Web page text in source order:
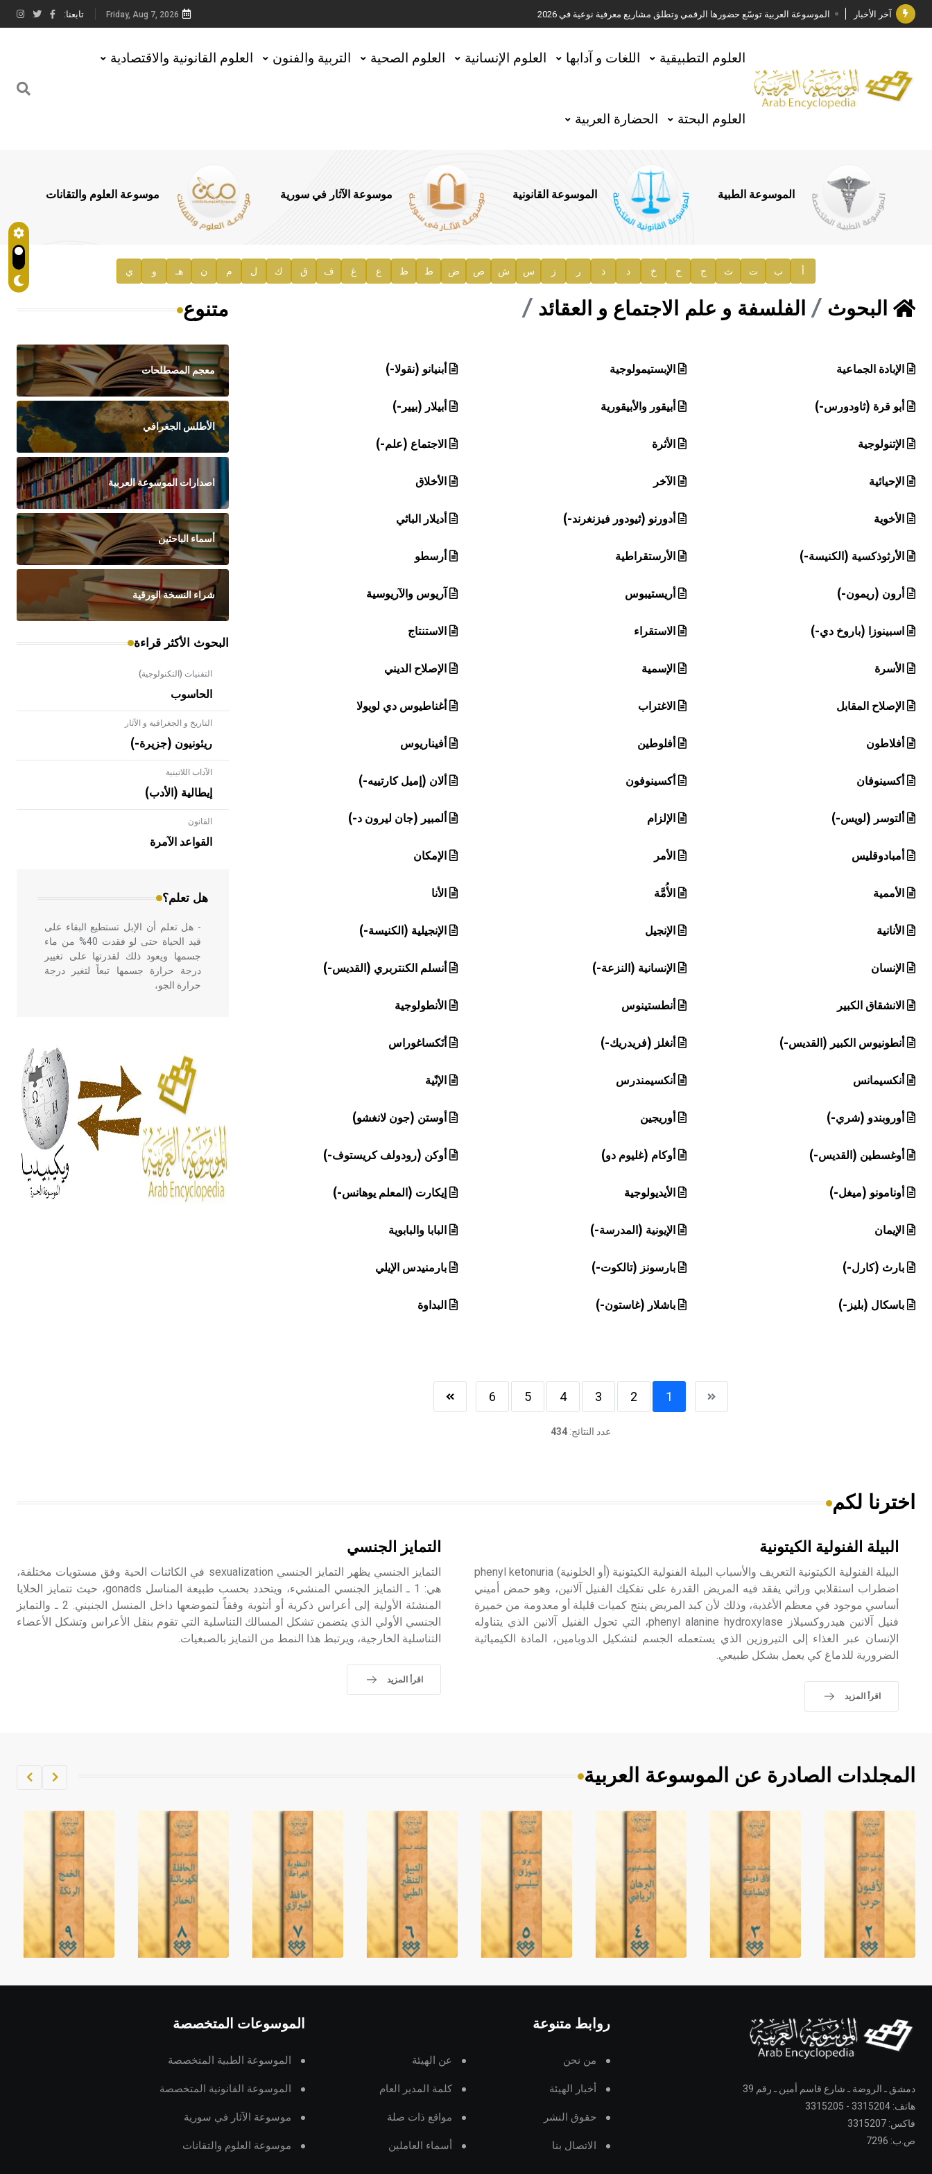
آخر الأخبار الموسوعة العربية توسّع حضورها الرقمي وتطلق مشاريع معرفية نوعية في 2026
جائزة مجمع الملك سلمان العالمي للغة العربية 2025
الأستاذ إياد خالد الطباع مدير عام لهيئة الموسوعة العربية
السيد محمد ياسين صالح وزيرا للثقافة
توصيات مجلس الإدارة
صدور المجلد السابع من موسوعة الآثار في سورية
إعلان..
هيئة الموسوعة العربية تطلق موسوعات جديدة في عام 2026
Friday, Aug 7, 2026 تابعنا:
العلوم التطبيقية اللغات و آدابها العلوم الإنسانية العلوم الصحية التربية والفنون العلوم القانونية والاقتصادية
العلوم البحتة الحضارة العربية
الموسوعة الطبية الموسوعة القانونية موسوعة الآثار في سورية موسوعة العلوم والتقانات
أ ب ت ث ج ح خ د ذ ر ز س ش ص ض ط ظ ع غ ف ق ك ل م ن هـ و ي
البحوث الفلسفة و علم الاجتماع و العقائد
الإبادة الجماعية الإبستيمولوجية أبنيانو (نقولا-)
أبو قرة (ثاودورس-) أبيقور والأبيقورية أبيلار (بيير-)
الإتنولوجية الأثرة الاجتماع (علم-)
الإحيائية الآخر الأخلاق
الأخوية أدورنو (ثيودور فيزنغرند-) أديلار الباثي
الأرثوذكسية (الكنيسة-) الأرستقراطية أرسطو
أرون (ريمون-) أريستيبوس آريوس والآريوسية
اسبينوزا (باروخ دي-) الاستقراء الاستنتاج
الأسرة الإسمية الإصلاح الديني
الإصلاح المقابل الاغتراب أغناطيوس دي لويولا
أفلاطون أفلوطين أفيناريوس
أكسينوفان أكسينوفون ألان (إميل كارتييه-)
ألتوسر (لويس-) الإلزام ألمبير (جان ليرون د-)
أمبادوقليس الأمر الإمكان
الأممية الأُمَّة الأنا
الأنانية الإنجيل الإنجيلية (الكنيسة-)
الإنسان الإنسانية (النزعة-) أنسلم الكنتربري (القديس-)
الانشقاق الكبير أنطستينوس الأنطولوجية
أنطونيوس الكبير (القديس-) أنغلز (فريدريك-) أنَكساغوراس
أنكسيمانس أنكسيمندرس الإنّية
أوروبندو (شري-) أوريجين أوستن (جون لانغشو)
أوغسطين (القديس-) أوكام (غليوم دو) أوكن (رودولف كريستوف-)
أونامونو (ميغل-) الأيديولوجية إيكارت (المعلم يوهانس-)
الإيمان الإيونية (المدرسة-) البابا والبابوية
بارث (كارل-) بارسونز (تالكوت-) بارمنيدس الإيلي
باسكال (بليز-) باشلار (غاستون-) البداوة
1
2
3
4
5
6
عدد النتائج:434
متنوع
معجم المصطلحات
الأطلس الجغرافي
اصدارات الموسوعة العربية
أسماء الباحثين
شراء النسخة الورقية
البحوث الأكثر قراءة
التقنيات (التكنولوجية)
الحاسوب
التاريخ و الجغرافية و الآثار
ريئونيون (جزيرة-)
الآداب اللاتينية
إيطالية (الأدب)
القانون
القواعد الآمرة
هل تعلم؟
- هل تعلم أن الأبلق نوع من الفنون
الهندسية التي ارتبطت بالعمارة الإسلامية
في بلاد الشام ومصر خاصة، حيث يحرص
- هل تعلم أن الإبل تستطيع البقاء على
قيد الحياة حتى لو فقدت 40% من ماء
جسمها ويعود ذلك لقدرتها على تغيير
درجة حرارة جسمها تبعاً لتغير درجة
حرارة الجو،
أربعة مؤلفات هي: الحكم، الأدلة، تنظيم
التغذية، ورسالته في جروح الرأس.
ويعود له الفضل بأنه حرر الطب من
الدين والفلسفة.
- هل تعلم أن المرجان إفراز حيواني
يتكون في البحر ويتركب من مادة
كربونات الكلسيوم، وهو أحمر أو شديد
الحمرة وهو أجود أنواعه، ويمتاز بكبر
الحجم ويسمى الش
اخترنا لكم
البيلة الفنولية الكيتونية
البيلة الفنولية الكيتونية التعريف والأسباب البيلة الفنولية الكيتونية (أو الخلونية) phenyl ketonuria
اضطراب استقلابي وراثي يفقد فيه المريض القدرة على تفكيك الفنيل آلانين، وهو حمض أميني
أساسي موجود في معظم الأغذية، وذلك لأن كبد المريض ينتج كميات قليلة أو معدومة من خميرة
فنيل آلانين هيدروكسيلاز phenyl alanine hydroxylase، التي تحول الفنيل آلانين الذي يتناوله
الإنسان عبر الغذاء إلى التيروزين الذي يستعمله الجسم لتشكيل الدوبامين، المادة الكيميائية
الضرورية للدماغ كي يعمل بشكل طبيعي.
اقرأ المزيد
التمايز الجنسي
التمايز الجنسي يظهر التمايز الجنسي sexualization في الكائنات الحية وفق مستويات مختلفة،
هي: 1 ـ التمايز الجنسي المنشيء، ويتحدد بحسب طبيعة المناسل gonads، حيث تتمايز الخلايا
المنشئة الأولية إلى أعراس ذكرية أو أنثوية وفقاً لتموضعها داخل المنسل الجنيني. 2 ـ والتمايز
الجنسي الأولي الذي يتضمن تشكل المسالك التناسلية التي تقوم بنقل الأعراس وتشكل الأعضاء
التناسلية الخارجية، ويرتبط هذا النمط من التمايز بالصبغيات.
اقرأ المزيد
المجلدات الصادرة عن الموسوعة العربية
دمشق ـ الروضة ـ شارع قاسم أمين ـ رقم 39
هاتف: 3315204 - 3315205
فاكس: 3315207
ص.ب: 7296
روابط متنوعة
من نحن عن الهيئة
أخبار الهيئة كلمة المدير العام
حقوق النشر مواقع ذات صلة
الاتصال بنا أسماء العاملين
الموسوعات المتخصصة
الموسوعة الطبية المتخصصة
الموسوعة القانونية المتخصصة
موسوعة الآثار في سورية
موسوعة العلوم والتقانات